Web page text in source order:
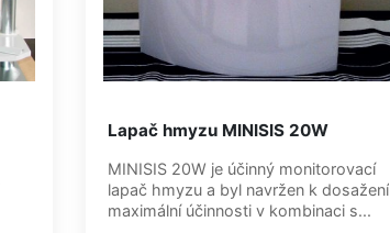
Lapač hmyzu MINISIS 20W
MINISIS 20W je účinný monitorovací
lapač hmyzu a byl navržen k dosažení
maximální účinnosti v kombinaci s...